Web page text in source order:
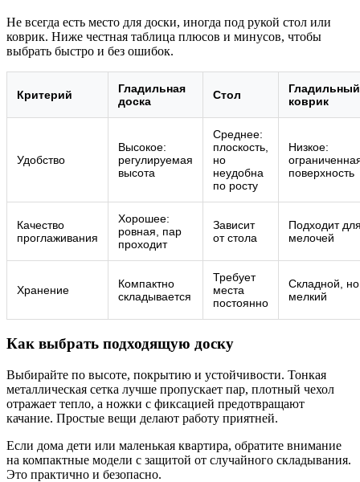
Не всегда есть место для доски, иногда под рукой стол или
коврик. Ниже честная таблица плюсов и минусов, чтобы
выбрать быстро и без ошибок.
Критерий
Гладильная
доска
Стол
Гладильный
коврик
Удобство
Высокое:
регулируемая
высота
Среднее:
плоскость,
но
неудобна
по росту
Низкое:
поверхность
Качество
проглаживания
Хорошее:
ровная, пар
проходит
Зависит
от стола
Подходит
мелочей
Хранение
Компактно
складывается
Требует
места
постоянно
Складной, но
мелкий
Как выбрать подходящую доску
Выбирайте по высоте, покрытию и устойчивости. Тонкая
металлическая сетка лучше пропускает пар, плотный чехол
отражает тепло, а ножки с фиксацией предотвращают
качание. Простые вещи делают работу приятней.
Если дома дети или маленькая квартира, обратите внимание
на компактные модели с защитой от случайного складывания.
Это практично и безопасно.